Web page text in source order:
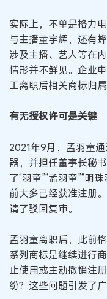
实际上，不单是格力
与主播董宇辉，还有
涉及主播、艺人等在
情形并不鲜见。企业
工离职后相关商标归
有无授权许可是关键
2021年9月，孟羽童
器，并担任董事长秘
了“羽童”“孟羽童”“明
前大多已经获准注册
请了驳回复审。
孟羽童离职后，此前
系列商标是继续进行
止使用或主动撤销注
纷？这些问题引发了广